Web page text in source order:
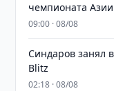
чемпионата Азии
09:00 · 08/08
Синдаров занял
Blitz
02:18 · 08/08